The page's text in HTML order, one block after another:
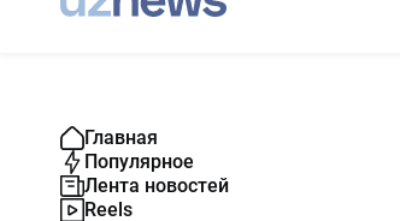
Главная
Популярное
Лента новостей
Reels